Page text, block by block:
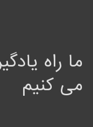
ما راه
می کنیم